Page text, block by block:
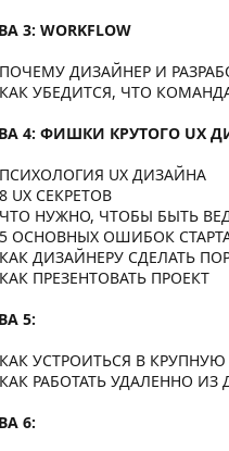
3: WORKFLOW
ДИЗАЙНЕР И
УБЕДИТСЯ, ЧТО
4: ФИШКИ КРУТОГО UX
UX ДИЗАЙНА
UX СЕКРЕТОВ
ЧТО НУЖНО, ЧТОБЫ БЫТЬ
ОСНОВНЫХ ОШИБОК
ДИЗАЙНЕРУ СДЕЛАТЬ
ПРЕЗЕНТОВАТЬ ПРОЕКТ
5:
КАК УСТРОИТЬСЯ В
КАК РАБОТАТЬ УДАЛЕННО
6: